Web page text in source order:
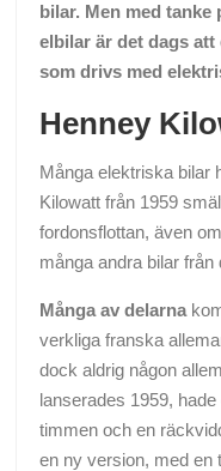
bilar. Men med
elbilar är det dags
som drivs med
Henney
Många elektriska bilar
Kilowatt från 1959
fordonsflottan, även
många andra bilar från
Många av delarna
verkliga franska
dock aldrig någon
lanserades 1959,
timmen och en
en ny version, med en